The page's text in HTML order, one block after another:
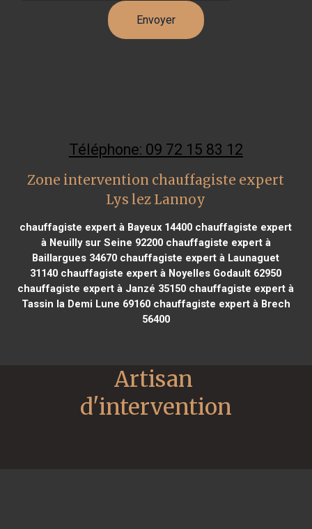
Téléphone: 09 72 15 83 12
Zone intervention chauffagiste expert
Lys lez Lannoy
chauffagiste expert à Bayeux 14400 chauffagiste expert
à Neuilly sur Seine 92200chauffagiste expert à
Baillargues 34670 chauffagiste expert à Launaguet
31140 chauffagiste expert à Noyelles Godault 62950
chauffagiste expert à Janzé 35150 chauffagiste expert à
Tassin la Demi Lune 69160chauffagiste expert à Brech
56400
Artisan
d'intervention